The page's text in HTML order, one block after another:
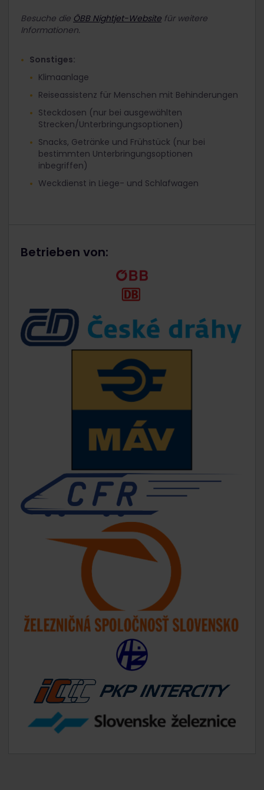
Besuche die ÖBB Nightjet-Website für weitere
Informationen.
Sonstiges:
Klimaanlage
Reiseassistenz für Menschen mit Behinderungen
Steckdosen (nur bei ausgewählten
Strecken/Unterbringungsoptionen)
Snacks, Getränke und Frühstück (nur bei
bestimmten Unterbringungsoptionen
inbegriffen)
Weckdienst in Liege- und Schlafwagen
Betrieben von: